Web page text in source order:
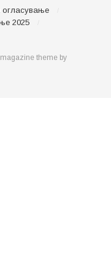
огласување
2025
theme by